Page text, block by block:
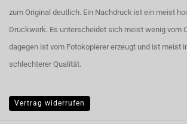
zum Original deutlich. Ein Nachdruck ist ein meist
Druckwerk. Es unterscheidet sich meist wenig vom
dagegen ist vom Fotokopierer erzeugt und ist meist
schlechterer Qualität.
Vertrag widerrufen